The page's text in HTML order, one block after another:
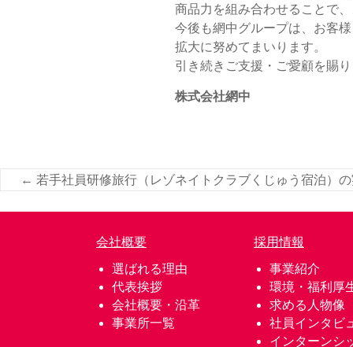
商品力を組み合わせることで
今後も網中グループは、お客
拡大に努めてまいります。
引き続きご支援・ご愛顧を賜
株式会社網中
← 若手社員研修旅行（レゾネイトクラブくじゅう宿泊）
会社概要
選ばれる理由
代表挨拶
会社概要・沿革
事業所一覧
採用情報
事業紹介
環境・福利厚
求める人物像
社員インタビ
インターンシ